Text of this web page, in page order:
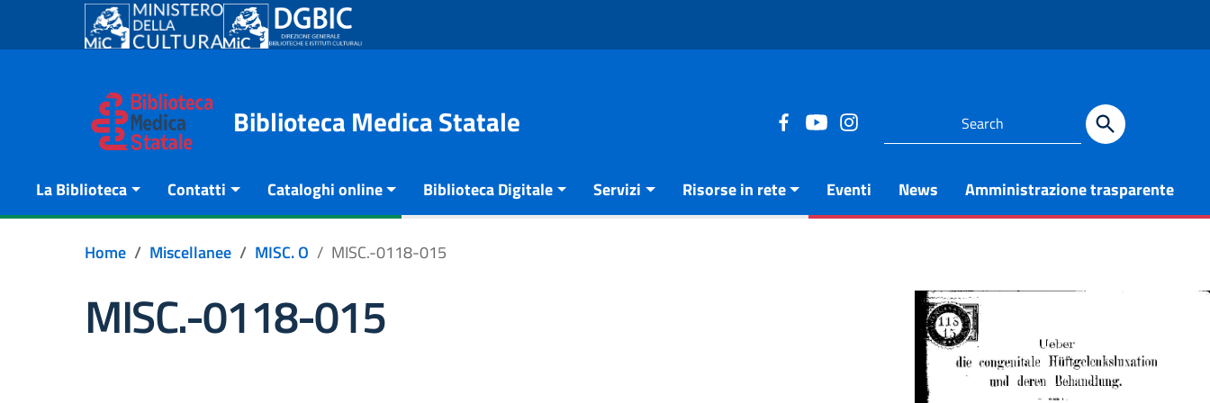
Go to content
Go to the navigation menu
Biblioteca Medica Statale
La Biblioteca Contatti Cataloghi online Biblioteca Digitale Servizi Risorse in rete Eventi News Amministrazione trasparente
Home Miscellanee MISC. O MISC.-0118-015
MISC.-0118-015